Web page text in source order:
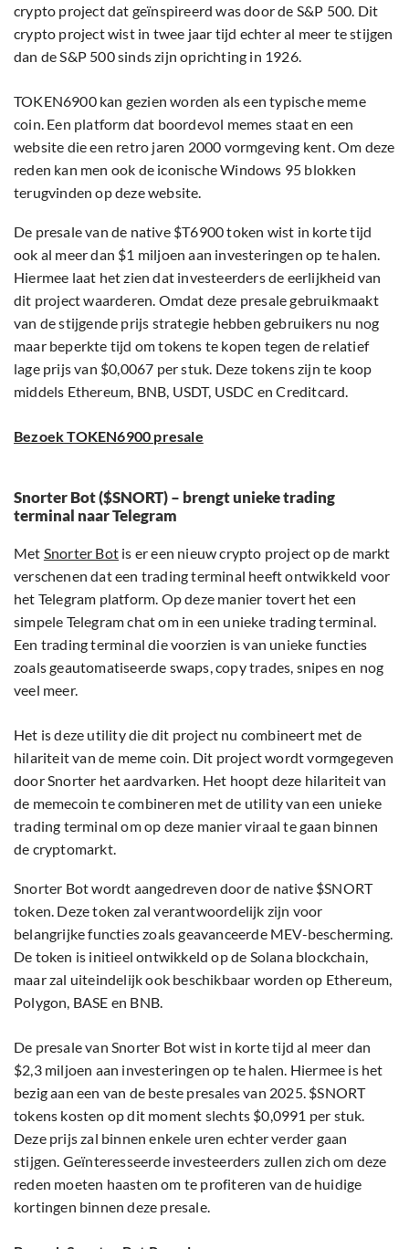
crypto project dat geïnspireerd was door de S&P 500. Dit
crypto project wist in twee jaar tijd echter al meer te stijgen
dan de S&P 500 sinds zijn oprichting in 1926.
TOKEN6900 kan gezien worden als een typische meme
coin. Een platform dat boordevol memes staat en een
website die een retro jaren 2000 vormgeving kent. Om deze
reden kan men ook de iconische Windows 95 blokken
terugvinden op deze website.
De presale van de native $T6900 token wist in korte tijd
ook al meer dan $1 miljoen aan investeringen op te halen.
Hiermee laat het zien dat investeerders de eerlijkheid van
dit project waarderen. Omdat deze presale gebruikmaakt
van de stijgende prijs strategie hebben gebruikers nu nog
maar beperkte tijd om tokens te kopen tegen de relatief
lage prijs van $0,0067 per stuk. Deze tokens zijn te koop
middels Ethereum, BNB, USDT, USDC en Creditcard.
Bezoek TOKEN6900 presale
Snorter Bot ($SNORT) – brengt unieke trading
terminal naar Telegram
Met Snorter Bot is er een nieuw crypto project op de markt
verschenen dat een trading terminal heeft ontwikkeld voor
het Telegram platform. Op deze manier tovert het een
simpele Telegram chat om in een unieke trading terminal.
Een trading terminal die voorzien is van unieke functies
zoals geautomatiseerde swaps, copy trades, snipes en nog
veel meer.
Het is deze utility die dit project nu combineert met de
hilariteit van de meme coin. Dit project wordt vormgegeven
door Snorter het aardvarken. Het hoopt deze hilariteit van
de memecoin te combineren met de utility van een unieke
trading terminal om op deze manier viraal te gaan binnen
de cryptomarkt.
Snorter Bot wordt aangedreven door de native $SNORT
token. Deze token zal verantwoordelijk zijn voor
belangrijke functies zoals geavanceerde MEV-bescherming.
De token is initieel ontwikkeld op de Solana blockchain,
maar zal uiteindelijk ook beschikbaar worden op Ethereum,
Polygon, BASE en BNB.
De presale van Snorter Bot wist in korte tijd al meer dan
$2,3 miljoen aan investeringen op te halen. Hiermee is het
bezig aan een van de beste presales van 2025. $SNORT
tokens kosten op dit moment slechts $0,0991 per stuk.
Deze prijs zal binnen enkele uren echter verder gaan
stijgen. Geïnteresseerde investeerders zullen zich om deze
reden moeten haasten om te profiteren van de huidige
kortingen binnen deze presale.